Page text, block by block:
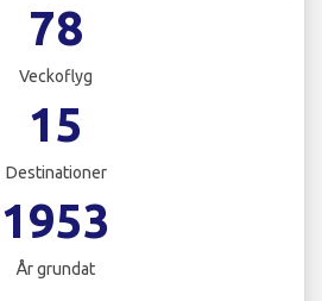
78
Veckoflyg
15
Destinationer
1953
År grundat